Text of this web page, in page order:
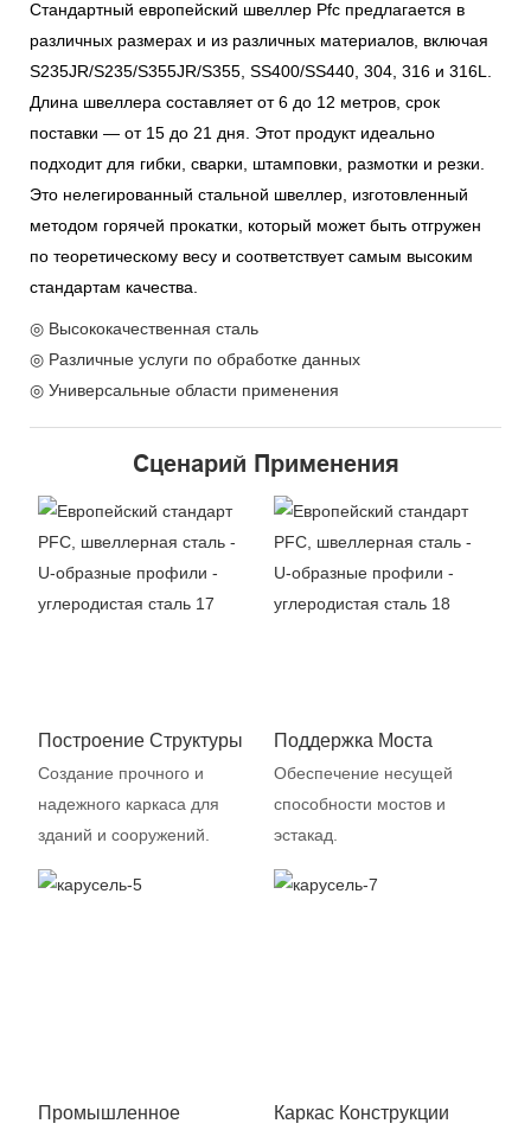
Стандартный европейский швеллер Pfc предлагается в
различных размерах и из различных материалов, включая
S235JR/S235/S355JR/S355, SS400/SS440, 304, 316 и 316L.
Длина швеллера составляет от 6 до 12 метров, срок
поставки — от 15 до 21 дня. Этот продукт идеально
подходит для гибки, сварки, штамповки, размотки и резки.
Это нелегированный стальной швеллер, изготовленный
методом горячей прокатки, который может быть отгружен
по теоретическому весу и соответствует самым высоким
стандартам качества.
◎ Высококачественная сталь
◎ Различные услуги по обработке данных
◎ Универсальные области применения
Сценарий Применения
Построение Структуры
Создание прочного и
надежного каркаса для
зданий и сооружений.
Поддержка Моста
Обеспечение несущей
способности мостов и
эстакад.
Промышленное Каркас Конструкции